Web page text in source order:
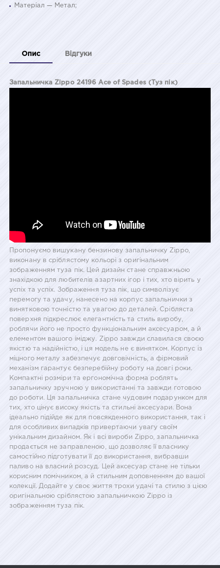
Матеріал — Метал;
Опис Відгуки
Запальничка Zippo 24196 Ace of Spades (Туз пік)
Пропонуємо вишукану бензинову запальничку Zippo,
виконану в сріблястому кольорі з оригінальним
зображенням туза пік. Цей дизайн стане справжньою
знахідкою для любителів азартних ігор і тих, хто вірить у
успіх та успіх. Зображення туза пік, що символізує
перемогу та удачу, нанесено на корпус запальнички з
винятковою точністю та увагою до деталей. Срібляста
поверхня підкреслює елегантність та стиль виробу,
роблячи його не просто функціональним аксесуаром, а й
елементом вашого іміджу. Zippo завжди славилася своєю
якістю та надійністю, і ця модель не є винятком. Корпус із
міцного металу забезпечує довговічність, а фірмовий
механізм гарантує безперебійну роботу на довгі роки.
Компактні розміри та ергономічна форма роблять
запальничку зручною у використанні та завжди готовою
до роботи. Ця запальничка стане чудовим подарунком для
тих, хто цінує високу якість та стильні аксесуари. Вона
ідеально підійде як для повсякденного використання, так і
для особливих випадків привертаючи увагу своїм
унікальним дизайном. Як і всі вироби Zippo, запальничка
продається не заправленою, що дозволяє її власнику
самостійно підготувати її до використання, вибравши
паливо на власний розсуд. Цей аксесуар стане не тільки
корисним помічником, а й стильним доповненням до вашої
колекції. Додайте у своє життя трохи удачі та стилю з цією
оригінальною сріблястою запальничкою Zippo із
зображенням туза пік.